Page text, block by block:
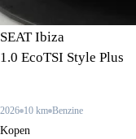
SEAT Ibiza
1.0 EcoTSI Style Plus
2026 10 km Benzine
Kopen